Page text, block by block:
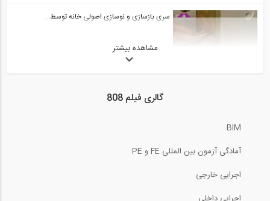
سری بازسازی و نوسازی اصولی خانه توسط...
1200:00
مشاهده بیشتر
گالری فیلم 808
BIM
آمادگی آزمون بین المللی FE و PE
اجرایی خارجی